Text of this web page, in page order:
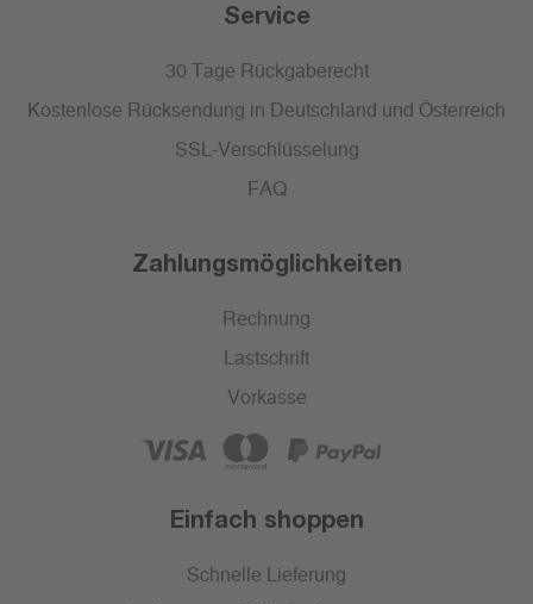
Service
30 Tage Rückgaberecht
Kostenlose Rücksendung in Deutschland und Österreich
SSL-Verschlüsselung
FAQ
Zahlungsmöglichkeiten
Rechnung
Lastschrift
Vorkasse
Einfach shoppen
Schnelle Lieferung